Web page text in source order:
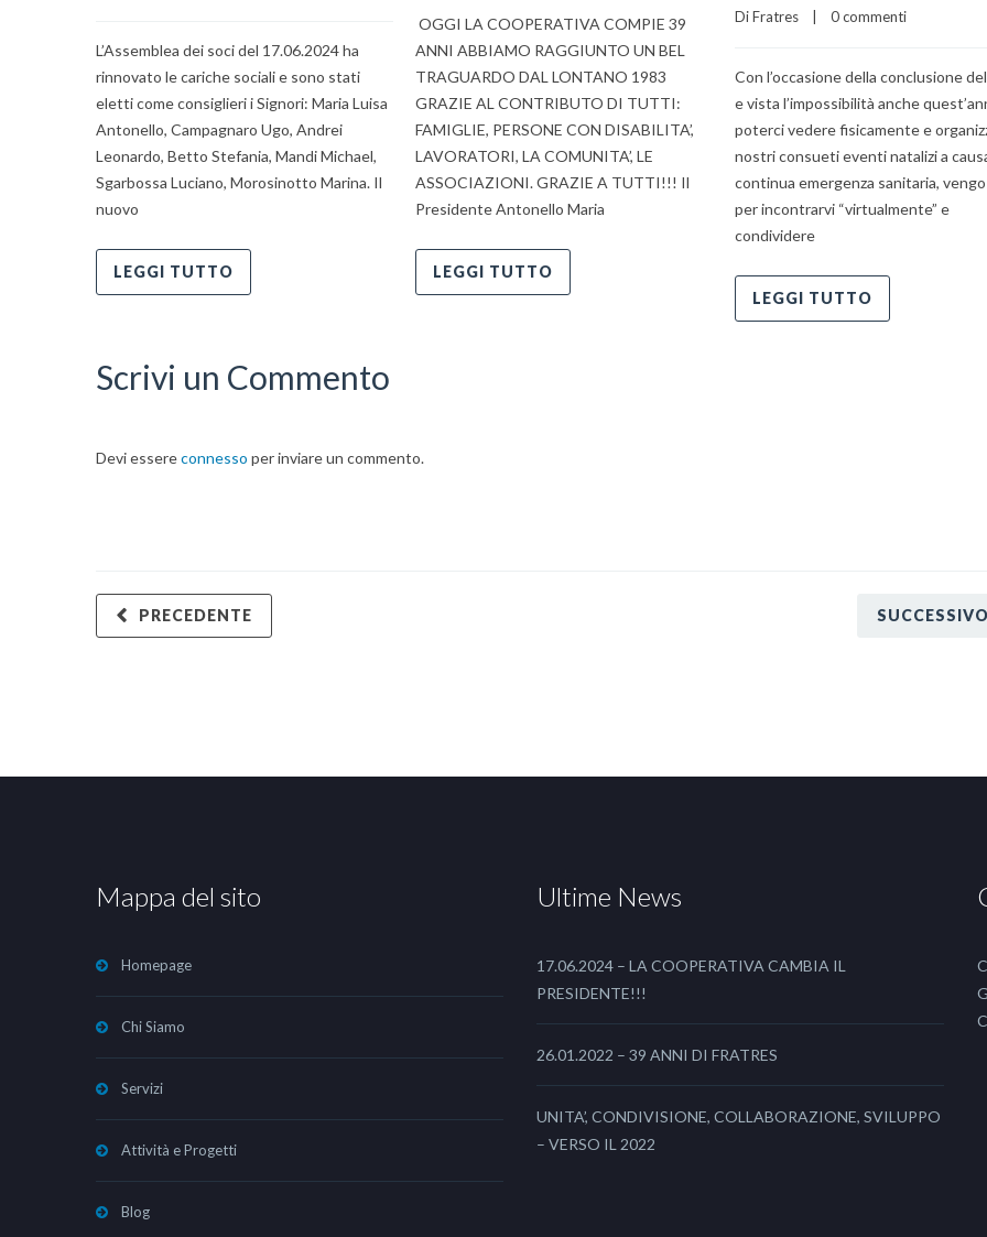
L’Assemblea dei soci del 17.06.2024 ha
rinnovato le cariche sociali e sono stati
eletti come consiglieri i Signori: Maria Luisa
Antonello, Campagnaro Ugo, Andrei
Leonardo, Betto Stefania, Mandi Michael,
Sgarbossa Luciano, Morosinotto Marina. Il
nuovo
LEGGI TUTTO
OGGI LA COOPERATIVA COMPIE 39
ANNI ABBIAMO RAGGIUNTO UN BEL
TRAGUARDO DAL LONTANO 1983
GRAZIE AL CONTRIBUTO DI TUTTI:
FAMIGLIE, PERSONE CON DISABILITA’,
LAVORATORI, LA COMUNITA’, LE
ASSOCIAZIONI. GRAZIE A TUTTI!!! Il
Presidente Antonello Maria
LEGGI TUTTO
Di Fratres 0 commenti
Con l’occasione della conclusione
e vista l’impossibilità anche
poterci vedere fisicamente e
nostri consueti eventi natalizi a
continua emergenza sanitaria,
per incontrarvi “virtualmente” e
condividere
LEGGI TUTTO
Scrivi un Commento
Devi essereconnesso per inviare un commento.
SUCCESSIVO
PRECEDENTE
Mappa del sito
Homepage
Chi Siamo
Servizi
Attività e Progetti
Blog
Ultime News
17.06.2024 – LA COOPERATIVA CAMBIA IL
PRESIDENTE!!!
26.01.2022 – 39 ANNI DI FRATRES
UNITA’, CONDIVISIONE, COLLABORAZIONE, SVILUPPO
– VERSO IL 2022